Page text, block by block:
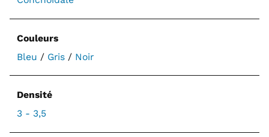
Couleurs
Bleu / Gris/ Noir
Densité
3 - 3,5